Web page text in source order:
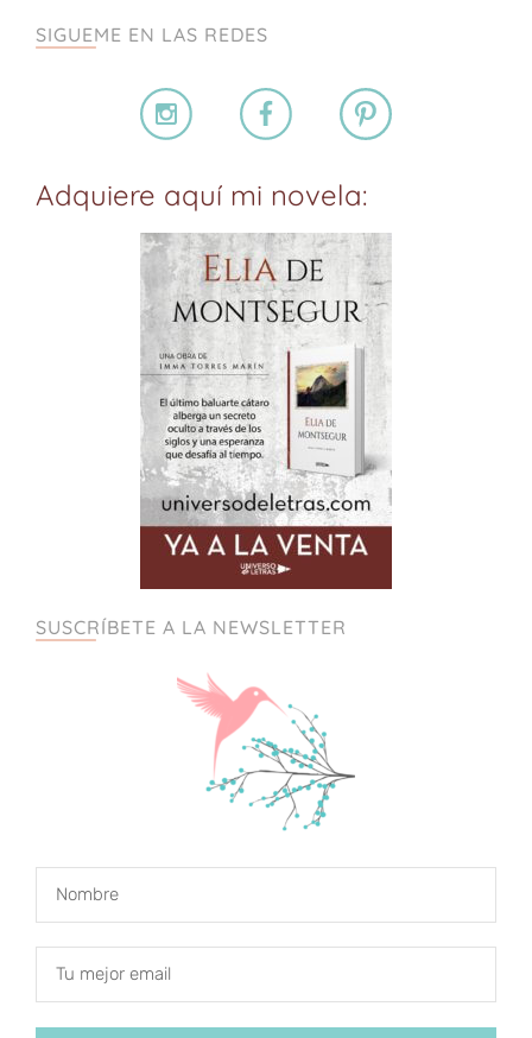
SIGUEME EN LAS REDES
Adquiere aquí mi novela:
SUSCRÍBETE A LA NEWSLETTER